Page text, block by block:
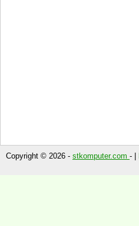
Copyright © 2026 - stkomputer.com - |